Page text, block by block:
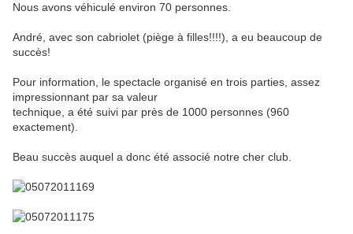
Nous avons véhiculé environ 70 personnes.
André, avec son cabriolet (piège à filles!!!!), a eu beaucoup de
succès!
Pour information, le spectacle organisé en trois parties, assez
impressionnant par sa valeur
technique, a été suivi par près de 1000 personnes (960
exactement).
Beau succès auquel a donc été associé notre cher club.